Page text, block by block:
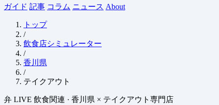
ガイド 記事 コラム ニュース About
トップ
/
飲食店シミュレーター
/
香川県
/
テイクアウト
弁 LIVE 飲食関連 · 香川県 × テイクアウト専門店